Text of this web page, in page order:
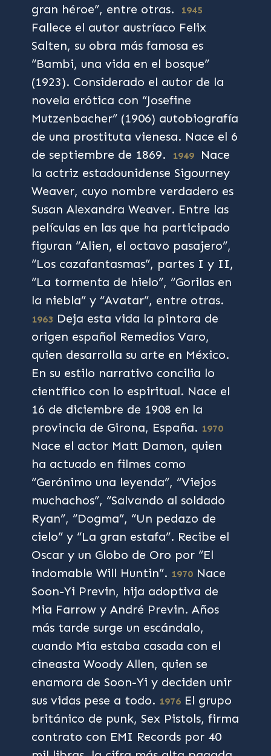
gran héroe”, entre otras.
1945
Fallece el autor austríaco Felix
Salten, su obra más famosa es
“Bambi, una vida en el bosque”
(1923). Considerado el autor de la
novela erótica con “Josefine
Mutzenbacher” (1906) autobiografía
de una prostituta vienesa. Nace el 6
de septiembre de 1869.
1949
Nace
la actriz estadounidense Sigourney
Weaver, cuyo nombre verdadero es
Susan Alexandra Weaver. Entre las
películas en las que ha participado
figuran “Alien, el octavo pasajero”,
“Los cazafantasmas”, partes I y II,
“La tormenta de hielo”, “Gorilas en
la niebla” y “Avatar”, entre otras.
1963 Deja esta vida la pintora de
origen español Remedios Varo,
quien desarrolla su arte en México.
En su estilo narrativo concilia lo
científico con lo espiritual. Nace el
16 de diciembre de 1908 en la
provincia de Girona, España. 1970
Nace el actor Matt Damon, quien
ha actuado en filmes como
“Gerónimo una leyenda”, “Viejos
muchachos”, “Salvando al soldado
Ryan”, “Dogma”, “Un pedazo de
cielo” y “La gran estafa”. Recibe el
Oscar y un Globo de Oro por “El
indomable Will Huntin”. 1970 Nace
Soon-Yi Previn, hija adoptiva de
Mia Farrow y André Previn. Años
más tarde surge un escándalo,
cuando Mia estaba casada con el
cineasta Woody Allen, quien se
enamora de Soon-Yi y deciden unir
sus vidas pese a todo. 1976 El grupo
británico de punk, Sex Pistols, firma
contrato con EMI Records por 40